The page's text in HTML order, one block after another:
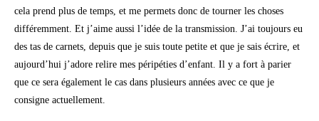
cela prend plus de temps, et me permets donc de tourner les choses
différemment. Et j’aime aussi l’idée de la transmission. J’ai toujours eu
des tas de carnets, depuis que je suis toute petite et que je sais écrire, et
aujourd’hui j’adore relire mes péripéties d’enfant. Il y a fort à parier
que ce sera également le cas dans plusieurs années avec ce que je
consigne actuellement.